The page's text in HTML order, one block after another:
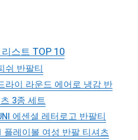
스트 TOP 10
쉬 반팔티
라이 라운드 에어로 냉감 반
3종 세트
에센셜 레터로고 반팔티
플레이볼 여성 반팔 티셔츠